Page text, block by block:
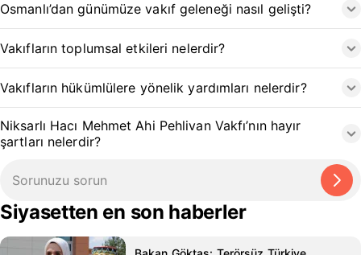
Osmanlı’dan günümüze vakıf geleneği nasıl gelişti?
Vakıfların toplumsal etkileri nelerdir?
Vakıfların hükümlülere yönelik yardımları nelerdir?
Niksarlı Hacı Mehmet Ahi Pehlivan Vakfı’nın hayır
şartları nelerdir?
Siyasetten en son haberler